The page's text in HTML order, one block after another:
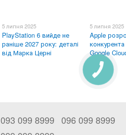
5 липня 2025
PlayStation 6 вийде не
раніше 2027 року: деталі
від Марка Церні
5 липня 2025
Apple
Google
093 099 8999 096 099 8999